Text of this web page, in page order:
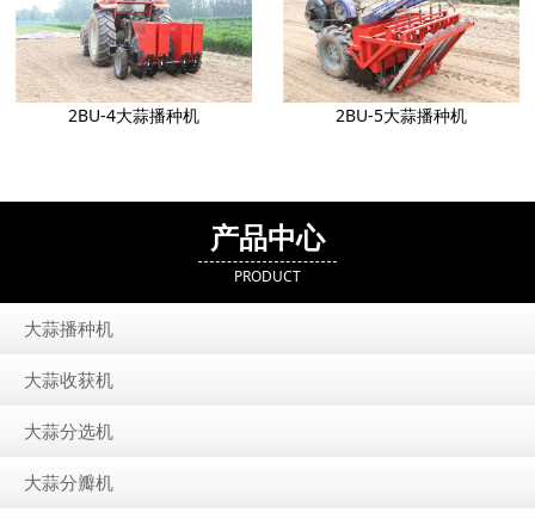
2BU-4大蒜播种机 2BU-5大蒜播种机
产品中心
PRODUCT
大蒜播种机
大蒜收获机
大蒜分选机
大蒜分瓣机